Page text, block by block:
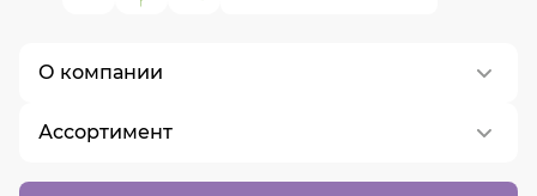
О компании
О нас
Контакты
Ассортимент